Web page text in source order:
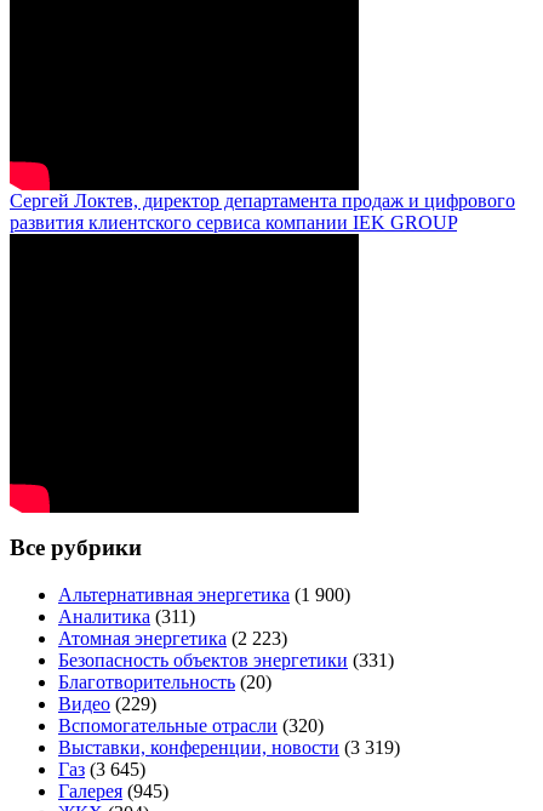
Сергей Локтев, директор департамента продаж и цифрового
развития клиентского сервиса компании IEK GROUP
Все рубрики
Альтернативная энергетика (1 900)
Аналитика (311)
Атомная энергетика (2 223)
Безопасность объектов энергетики (331)
Благотворительность (20)
Видео (229)
Вспомогательные отрасли (320)
Выставки, конференции, новости (3 319)
Газ (3 645)
Галерея (945)